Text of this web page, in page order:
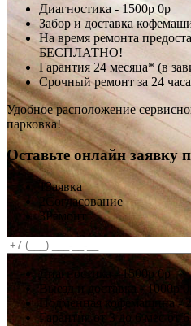
Диагностика - 1500р 0р
Забор и доставка
На время ремонта
БЕСПЛАТНО!
Гарантия 24 месяца* (в
Срочный ремонт за 24 часа
Удобное расположение
парковка!
Оставьте онлайн заявку
1Заявка
Согласование
3Ремонт
Диагностика -1500р0р
Выезд и доставка - 1000р
Подменная кофемашина -
Гарантия
от 3 до 6 месот 6